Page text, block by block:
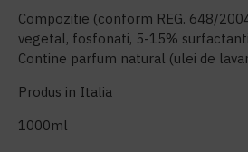
Compozitie (conform REG. 648/
vegetal, fosfonati, 5-15%
Contine parfum natural (ulei de
Produs in Italia
1000ml